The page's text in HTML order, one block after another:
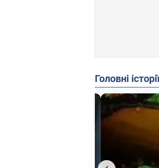
Головні